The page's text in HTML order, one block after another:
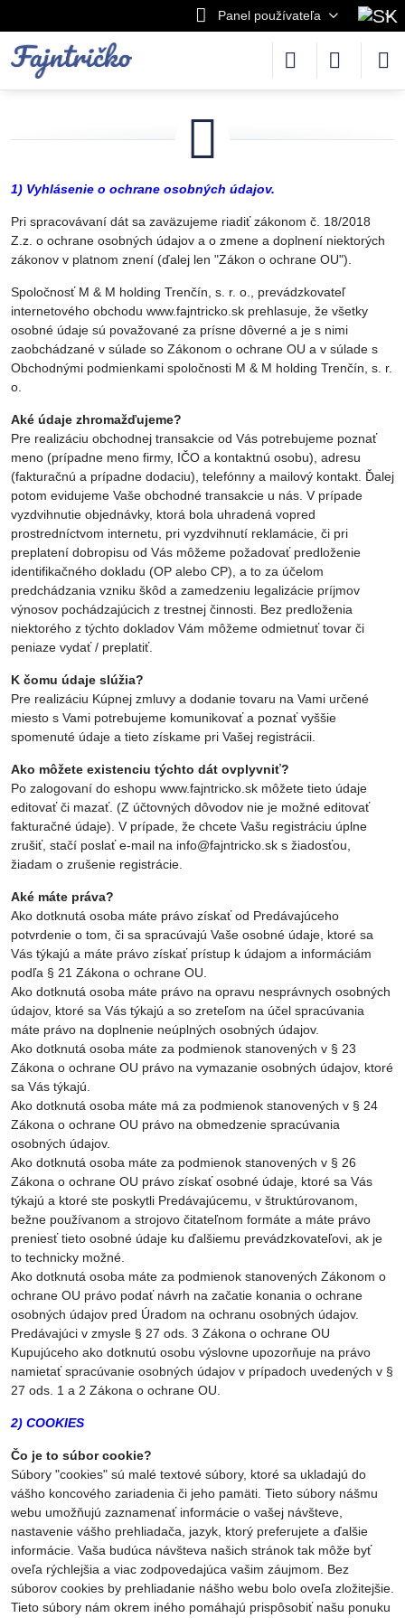
Panel používateľa
1) Vyhlásenie o ochrane osobných údajov.
Pri spracovávaní dát sa zaväzujeme riadiť zákonom č. 18/2018
Z.z. o ochrane osobných údajov a o zmene a doplnení niektorých
zákonov v platnom znení (ďalej len "Zákon o ochrane OU").
Spoločnosť M & M holding Trenčín, s. r. o., prevádzkovateľ
internetového obchodu www.fajntricko.sk prehlasuje, že všetky
osobné údaje sú považované za prísne dôverné a je s nimi
zaobchádzané v súlade so Zákonom o ochrane OU a v súlade s
Obchodnými podmienkami spoločnosti M & M holding Trenčín, s. r.
o.
Aké údaje zhromažďujeme?
Pre realizáciu obchodnej transakcie od Vás potrebujeme poznať
meno (prípadne meno firmy, IČO a kontaktnú osobu), adresu
(fakturačnú a prípadne dodaciu), telefónny a mailový kontakt. Ďalej
potom evidujeme Vaše obchodné transakcie u nás. V prípade
vyzdvihnutie objednávky, ktorá bola uhradená vopred
prostredníctvom internetu, pri vyzdvihnutí reklamácie, či pri
preplatení dobropisu od Vás môžeme požadovať predloženie
identifikačného dokladu (OP alebo CP), a to za účelom
predchádzania vzniku škôd a zamedzeniu legalizácie príjmov
výnosov pochádzajúcich z trestnej činnosti. Bez predloženia
niektorého z týchto dokladov Vám môžeme odmietnuť tovar či
peniaze vydať / preplatiť.
K čomu údaje slúžia?
Pre realizáciu Kúpnej zmluvy a dodanie tovaru na Vami určené
miesto s Vami potrebujeme komunikovať a poznať vyššie
spomenuté údaje a tieto získame pri Vašej registrácii.
Ako môžete existenciu týchto dát ovplyvniť?
Po zalogovaní do eshopu www.fajntricko.sk môžete tieto údaje
editovať či mazať. (Z účtovných dôvodov nie je možné editovať
fakturačné údaje). V prípade, že chcete Vašu registráciu úplne
zrušiť, stačí poslať e-mail na info@fajntricko.sk s žiadosťou,
žiadam o zrušenie registrácie.
Aké máte práva?
Ako dotknutá osoba máte právo získať od Predávajúceho
potvrdenie o tom, či sa spracúvajú Vaše osobné údaje, ktoré sa
Vás týkajú a máte právo získať prístup k údajom a informáciám
podľa § 21 Zákona o ochrane OU.
Ako dotknutá osoba máte právo na opravu nesprávnych osobných
údajov, ktoré sa Vás týkajú a so zreteľom na účel spracúvania
máte právo na doplnenie neúplných osobných údajov.
Ako dotknutá osoba máte za podmienok stanovených v § 23
Zákona o ochrane OU právo na vymazanie osobných údajov, ktoré
sa Vás týkajú.
Ako dotknutá osoba máte má za podmienok stanovených v § 24
Zákona o ochrane OU právo na obmedzenie spracúvania
osobných údajov.
Ako dotknutá osoba máte za podmienok stanovených v § 26
Zákona o ochrane OU právo získať osobné údaje, ktoré sa Vás
týkajú a ktoré ste poskytli Predávajúcemu, v štruktúrovanom,
bežne používanom a strojovo čitateľnom formáte a máte právo
preniesť tieto osobné údaje ku ďalšiemu prevádzkovateľovi, ak je
to technicky možné.
Ako dotknutá osoba máte za podmienok stanovených Zákonom o
ochrane OU právo podať návrh na začatie konania o ochrane
osobných údajov pred Úradom na ochranu osobných údajov.
Predávajúci v zmysle § 27 ods. 3 Zákona o ochrane OU
Kupujúceho ako dotknutú osobu výslovne upozorňuje na právo
namietať spracúvanie osobných údajov v prípadoch uvedených v §
27 ods. 1 a 2 Zákona o ochrane OU.
2) COOKIES
Čo je to súbor cookie?
Súbory "cookies" sú malé textové súbory, ktoré sa ukladajú do
vášho koncového zariadenia či jeho pamäti. Tieto súbory nášmu
webu umožňujú zaznamenať informácie o vašej návšteve,
nastavenie vášho prehliadača, jazyk, ktorý preferujete a ďalšie
informácie. Vaša budúca návšteva našich stránok tak môže byť
oveľa rýchlejšia a viac zodpovedajúca vašim záujmom. Bez
súborov cookies by prehliadanie nášho webu bolo oveľa zložitejšie.
Tieto súbory nám okrem iného pomáhajú prispôsobiť našu ponuku